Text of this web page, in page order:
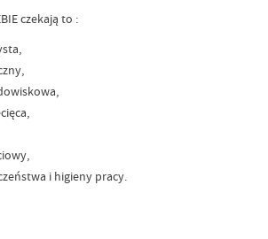
czekają to :
i higieny pracy.